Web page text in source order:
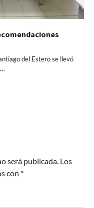
del Estero se llevó
será publicada. Los
con *